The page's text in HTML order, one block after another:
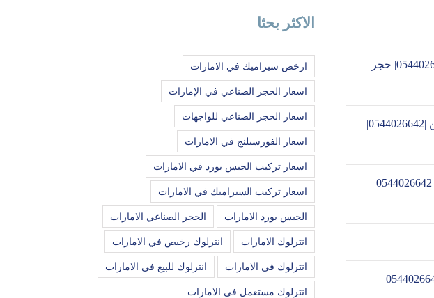
تركيب حجر صناعي في دبي |0544026642| حجر
تركيب حجر صناعي في ام القيوين |0544026642|
تركيب حجر صناعي في الشارقة |0544026642|
تركيب جبس بورد في الشارقة |0544026642|
الاكثر بحثا
ارخص سيراميك في الامارات
اسعار الحجر الصناعي في الإمارات
اسعار الحجر الصناعي للواجهات
اسعار الفورسيلنج في الامارات
اسعار تركيب الجبس بورد في الامارات
اسعار تركيب السيراميك في الامارات
الجبس بورد الامارات الحجر الصناعي الامارات
انترلوك الامارات انترلوك رخيص في الامارات
انترلوك في الامارات انترلوك للبيع في الامارات
انترلوك مستعمل في الامارات